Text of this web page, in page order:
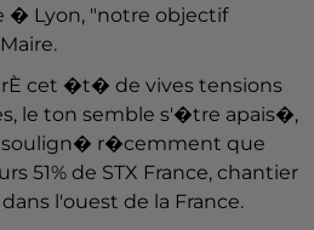
� Lyon, "notre objectif
cet �t� de vives tensions
le ton semble s'�tre apais�,
soulign� r�cemment que
51% de STX France, chantier
l'ouest de la France.